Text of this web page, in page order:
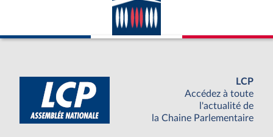
LCP
Accédez à toute
l'actualité de
la Chaine Parlementaire